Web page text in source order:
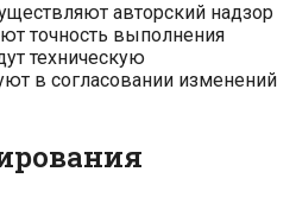
авторский надзор
точность выполнения
техническую
в согласовании изменений